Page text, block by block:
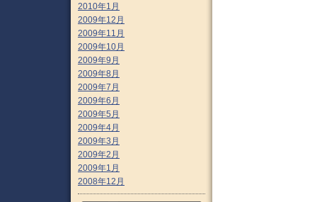
2010年1月
2009年12月
2009年11月
2009年10月
2009年9月
2009年8月
2009年7月
2009年6月
2009年5月
2009年4月
2009年3月
2009年2月
2009年1月
2008年12月